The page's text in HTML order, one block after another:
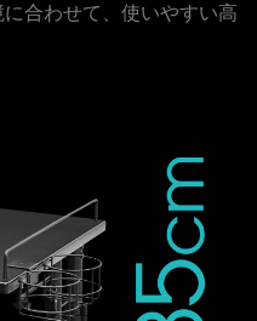
合わせて、使いやすい高